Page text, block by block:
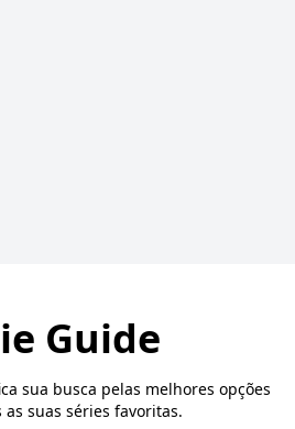
Guide
sua busca pelas melhores opções
suas séries favoritas.